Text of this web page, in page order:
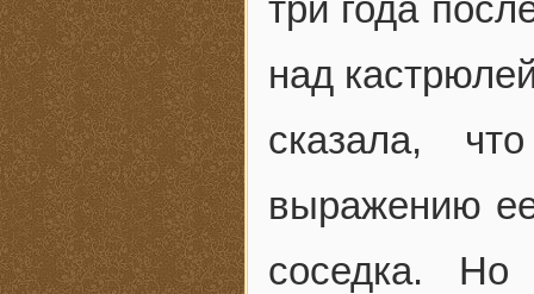
три года
над
сказала,
выражению
соседка. Но